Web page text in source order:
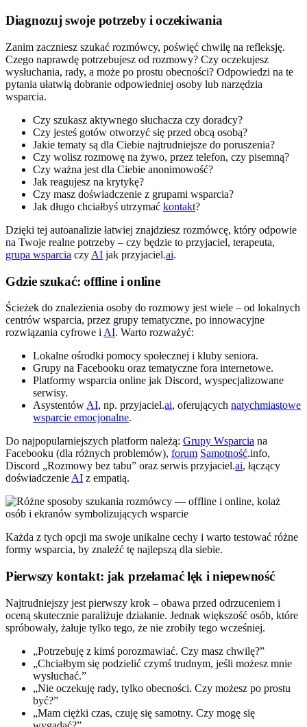
Diagnozuj swoje potrzeby i oczekiwania
Zanim zaczniesz szukać rozmówcy, poświęć chwilę na refleksję.
Czego naprawdę potrzebujesz od rozmowy? Czy oczekujesz
wysłuchania, rady, a może po prostu obecności? Odpowiedzi na te
pytania ułatwią dobranie odpowiedniej osoby lub narzędzia
wsparcia.
Czy szukasz aktywnego słuchacza czy doradcy?
Czy jesteś gotów otworzyć się przed obcą osobą?
Jakie tematy są dla Ciebie najtrudniejsze do poruszenia?
Czy wolisz rozmowę na żywo, przez telefon, czy pisemną?
Czy ważna jest dla Ciebie anonimowość?
Jak reagujesz na krytykę?
Czy masz doświadczenie z grupami wsparcia?
Jak długo chciałbyś utrzymać kontakt?
Dzięki tej autoanalizie łatwiej znajdziesz rozmówcę, który odpowie
na Twoje realne potrzeby – czy będzie to przyjaciel, terapeuta,
grupa wsparcia czy AI jak przyjaciel.ai.
Gdzie szukać: offline i online
Ścieżek do znalezienia osoby do rozmowy jest wiele – od lokalnych
centrów wsparcia, przez grupy tematyczne, po innowacyjne
rozwiązania cyfrowe iAI. Warto rozważyć:
Lokalne ośrodki pomocy społecznej i kluby seniora.
Grupy na Facebooku oraz tematyczne fora internetowe.
Platformy wsparcia online jak Discord, wyspecjalizowane
serwisy.
AsystentówAI, np. przyjaciel.ai, oferujących natychmiastowe
wsparcie emocjonalne.
Do najpopularniejszych platform należą: Grupy Wsparcia na
Facebooku (dla różnych problemów), forum Samotność.info,
Discord „Rozmowy bez tabu” oraz serwis przyjaciel.ai, łączący
doświadczenieAI z empatią.
Każda z tych opcji ma swoje unikalne cechy i warto testować różne
formy wsparcia, by znaleźć tę najlepszą dla siebie.
Pierwszy kontakt: jak przełamać lęk i niepewność
Najtrudniejszy jest pierwszy krok – obawa przed odrzuceniem i
oceną skutecznie paraliżuje działanie. Jednak większość osób, które
spróbowały, żałuje tylko tego, że nie zrobiły tego wcześniej.
„Potrzebuję z kimś porozmawiać. Czy masz chwilę?”
„Chciałbym się podzielić czymś trudnym, jeśli możesz mnie
wysłuchać.”
„Nie oczekuję rady, tylko obecności. Czy możesz po prostu
być?”
„Mam ciężki czas, czuję się samotny. Czy mogę się